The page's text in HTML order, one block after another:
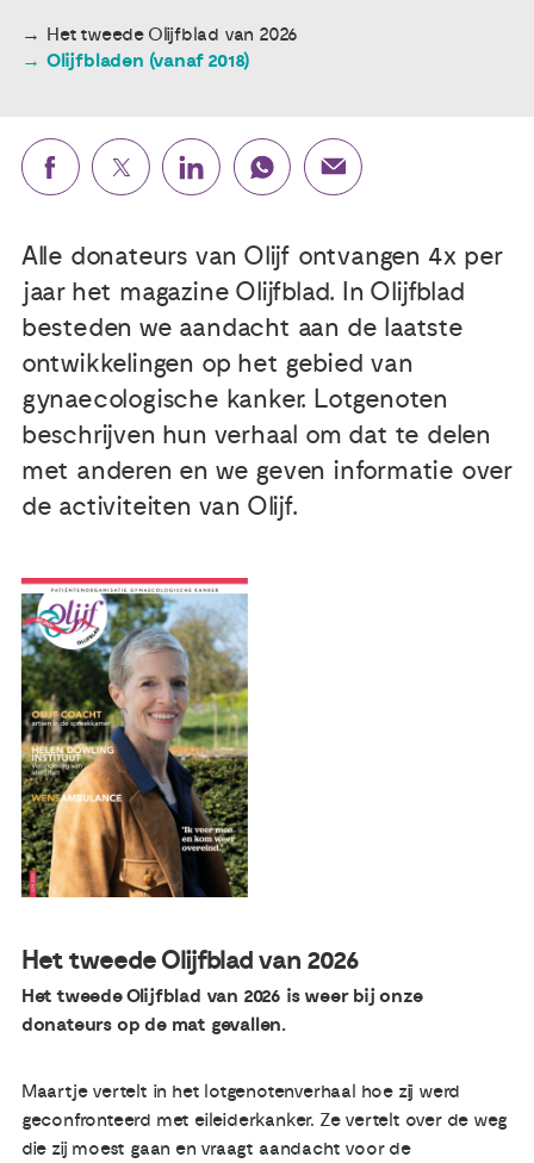
Ervaringsdeskundigheid
Over ons
Contact
Het tweede Olijfblad van 2026
Olijfbladen (vanaf 2018)
Alle donateurs van Olijf ontvangen 4x per
jaar het magazine Olijfblad. In Olijfblad
besteden we aandacht aan de laatste
ontwikkelingen op het gebied van
gynaecologische kanker. Lotgenoten
beschrijven hun verhaal om dat te delen
met anderen en we geven informatie over
de activiteiten van Olijf.
Het tweede Olijfblad van 2026
Het tweede Olijfblad van 2026 is weer bij onze
donateurs op de mat gevallen.
Maartje vertelt in het lotgenotenverhaal hoe zij werd
geconfronteerd met eileiderkanker. Ze vertelt over de weg
die zij moest gaan en vraagt aandacht voor de